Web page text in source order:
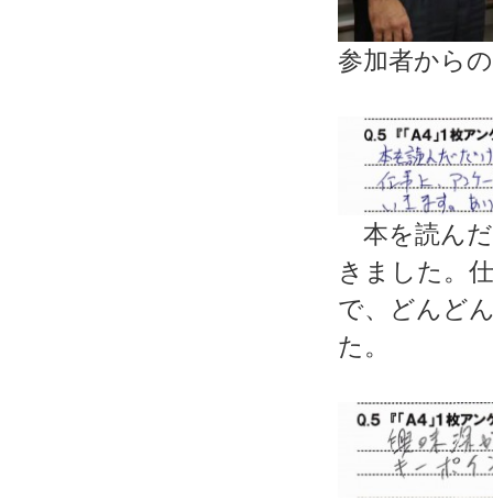
参加者から
本を読んだ
きました。
で、どんど
た。